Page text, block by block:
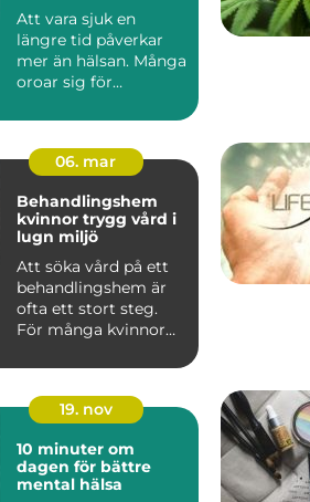
Att vara sjuk en
längre tid påverkar
mer än hälsan. Många
oroar sig för
och hur ...
06. mar
Behandlingshem
kvinnor trygg vård i
lugn miljö
Att söka vård på ett
behandlingshem är
ofta ett stort steg.
För många kvinnor
läm...
19. nov
10 minuter om
dagen för bättre
mental hälsa